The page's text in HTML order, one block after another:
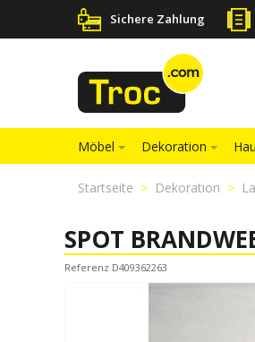
Sichere Zahlung
Möbel Dekoration
Startseite Dekoration
SPOT
Referenz D409362263